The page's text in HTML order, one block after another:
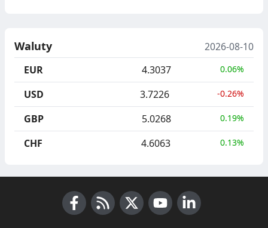
Waluty
2026-08-10
EUR
4.3037 0.06%
USD 3.7226 -0.26%
GBP 5.0268 0.19%
CHF 4.6063 0.13%